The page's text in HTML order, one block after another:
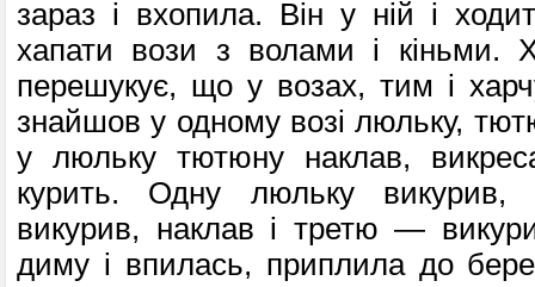
зараз і вхопила. Він у ній і
хапати вози з волами і кіньми.
перешукує, що у возах, тим і
знайшов у одному возі люльку,
у люльку тютюну наклав,
курить. Одну люльку
викурив, наклав і третю —
диму і впилась, приплила до